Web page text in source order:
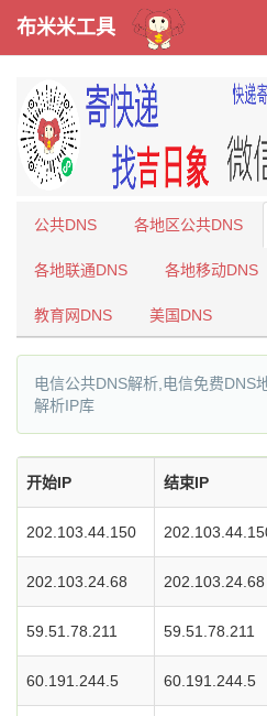
布米米工具
公共DNS 各地区公共DNS
各地联通DNS 各地移动DNS
教育网DNS 美国DNS
电信公共DNS解析,电信免费DNS
解析IP库
开始IP 结束IP
202.103.44.150
202.103.24.68 202.103.24.68
59.51.78.211 59.51.78.211
60.191.244.5 60.191.244.5